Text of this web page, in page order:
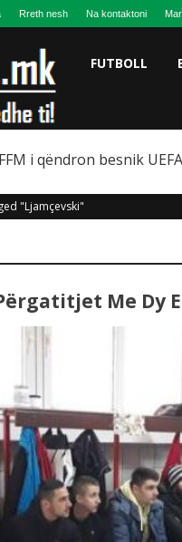
Rreth nesh Na kontaktoni
FUTBOLL
FFM i qëndron besnik
"Ljamçevski"
Me Dy